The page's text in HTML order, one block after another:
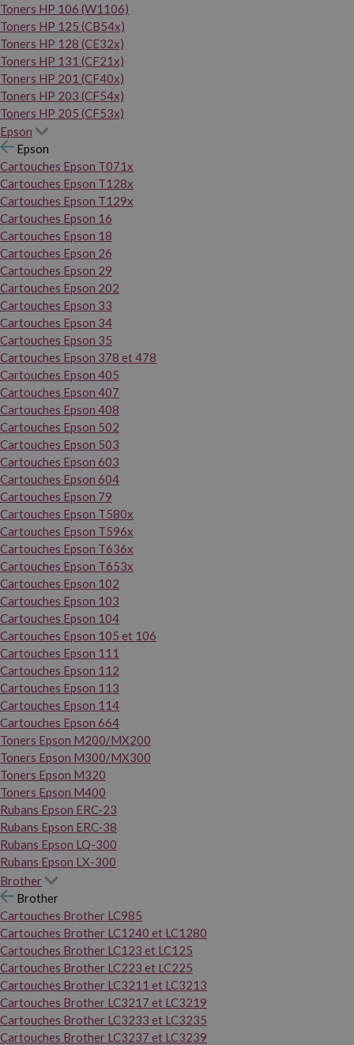
Toners HP 106 (W1106)
Toners HP 125 (CB54x)
Toners HP 128 (CE32x)
Toners HP 131 (CF21x)
Toners HP 201 (CF40x)
Toners HP 203 (CF54x)
Toners HP 205 (CF53x)
Epson
Epson
Cartouches Epson T071x
Cartouches Epson T128x
Cartouches Epson T129x
Cartouches Epson 16
Cartouches Epson 18
Cartouches Epson 26
Cartouches Epson 29
Cartouches Epson 202
Cartouches Epson 33
Cartouches Epson 34
Cartouches Epson 35
Cartouches Epson 378 et 478
Cartouches Epson 405
Cartouches Epson 407
Cartouches Epson 408
Cartouches Epson 502
Cartouches Epson 503
Cartouches Epson 603
Cartouches Epson 604
Cartouches Epson 79
Cartouches Epson T580x
Cartouches Epson T596x
Cartouches Epson T636x
Cartouches Epson T653x
Cartouches Epson 102
Cartouches Epson 103
Cartouches Epson 104
Cartouches Epson 105 et 106
Cartouches Epson 111
Cartouches Epson 112
Cartouches Epson 113
Cartouches Epson 114
Cartouches Epson 664
Toners Epson M200/MX200
Toners Epson M300/MX300
Toners Epson M320
Toners Epson M400
Rubans Epson ERC-23
Rubans Epson ERC-38
Rubans Epson LQ-300
Rubans Epson LX-300
Brother
Brother
Cartouches Brother LC985
Cartouches Brother LC1240 et LC1280
Cartouches Brother LC123 et LC125
Cartouches Brother LC223 et LC225
Cartouches Brother LC3211 et LC3213
Cartouches Brother LC3217 et LC3219
Cartouches Brother LC3233 et LC3235
Cartouches Brother LC3237 et LC3239